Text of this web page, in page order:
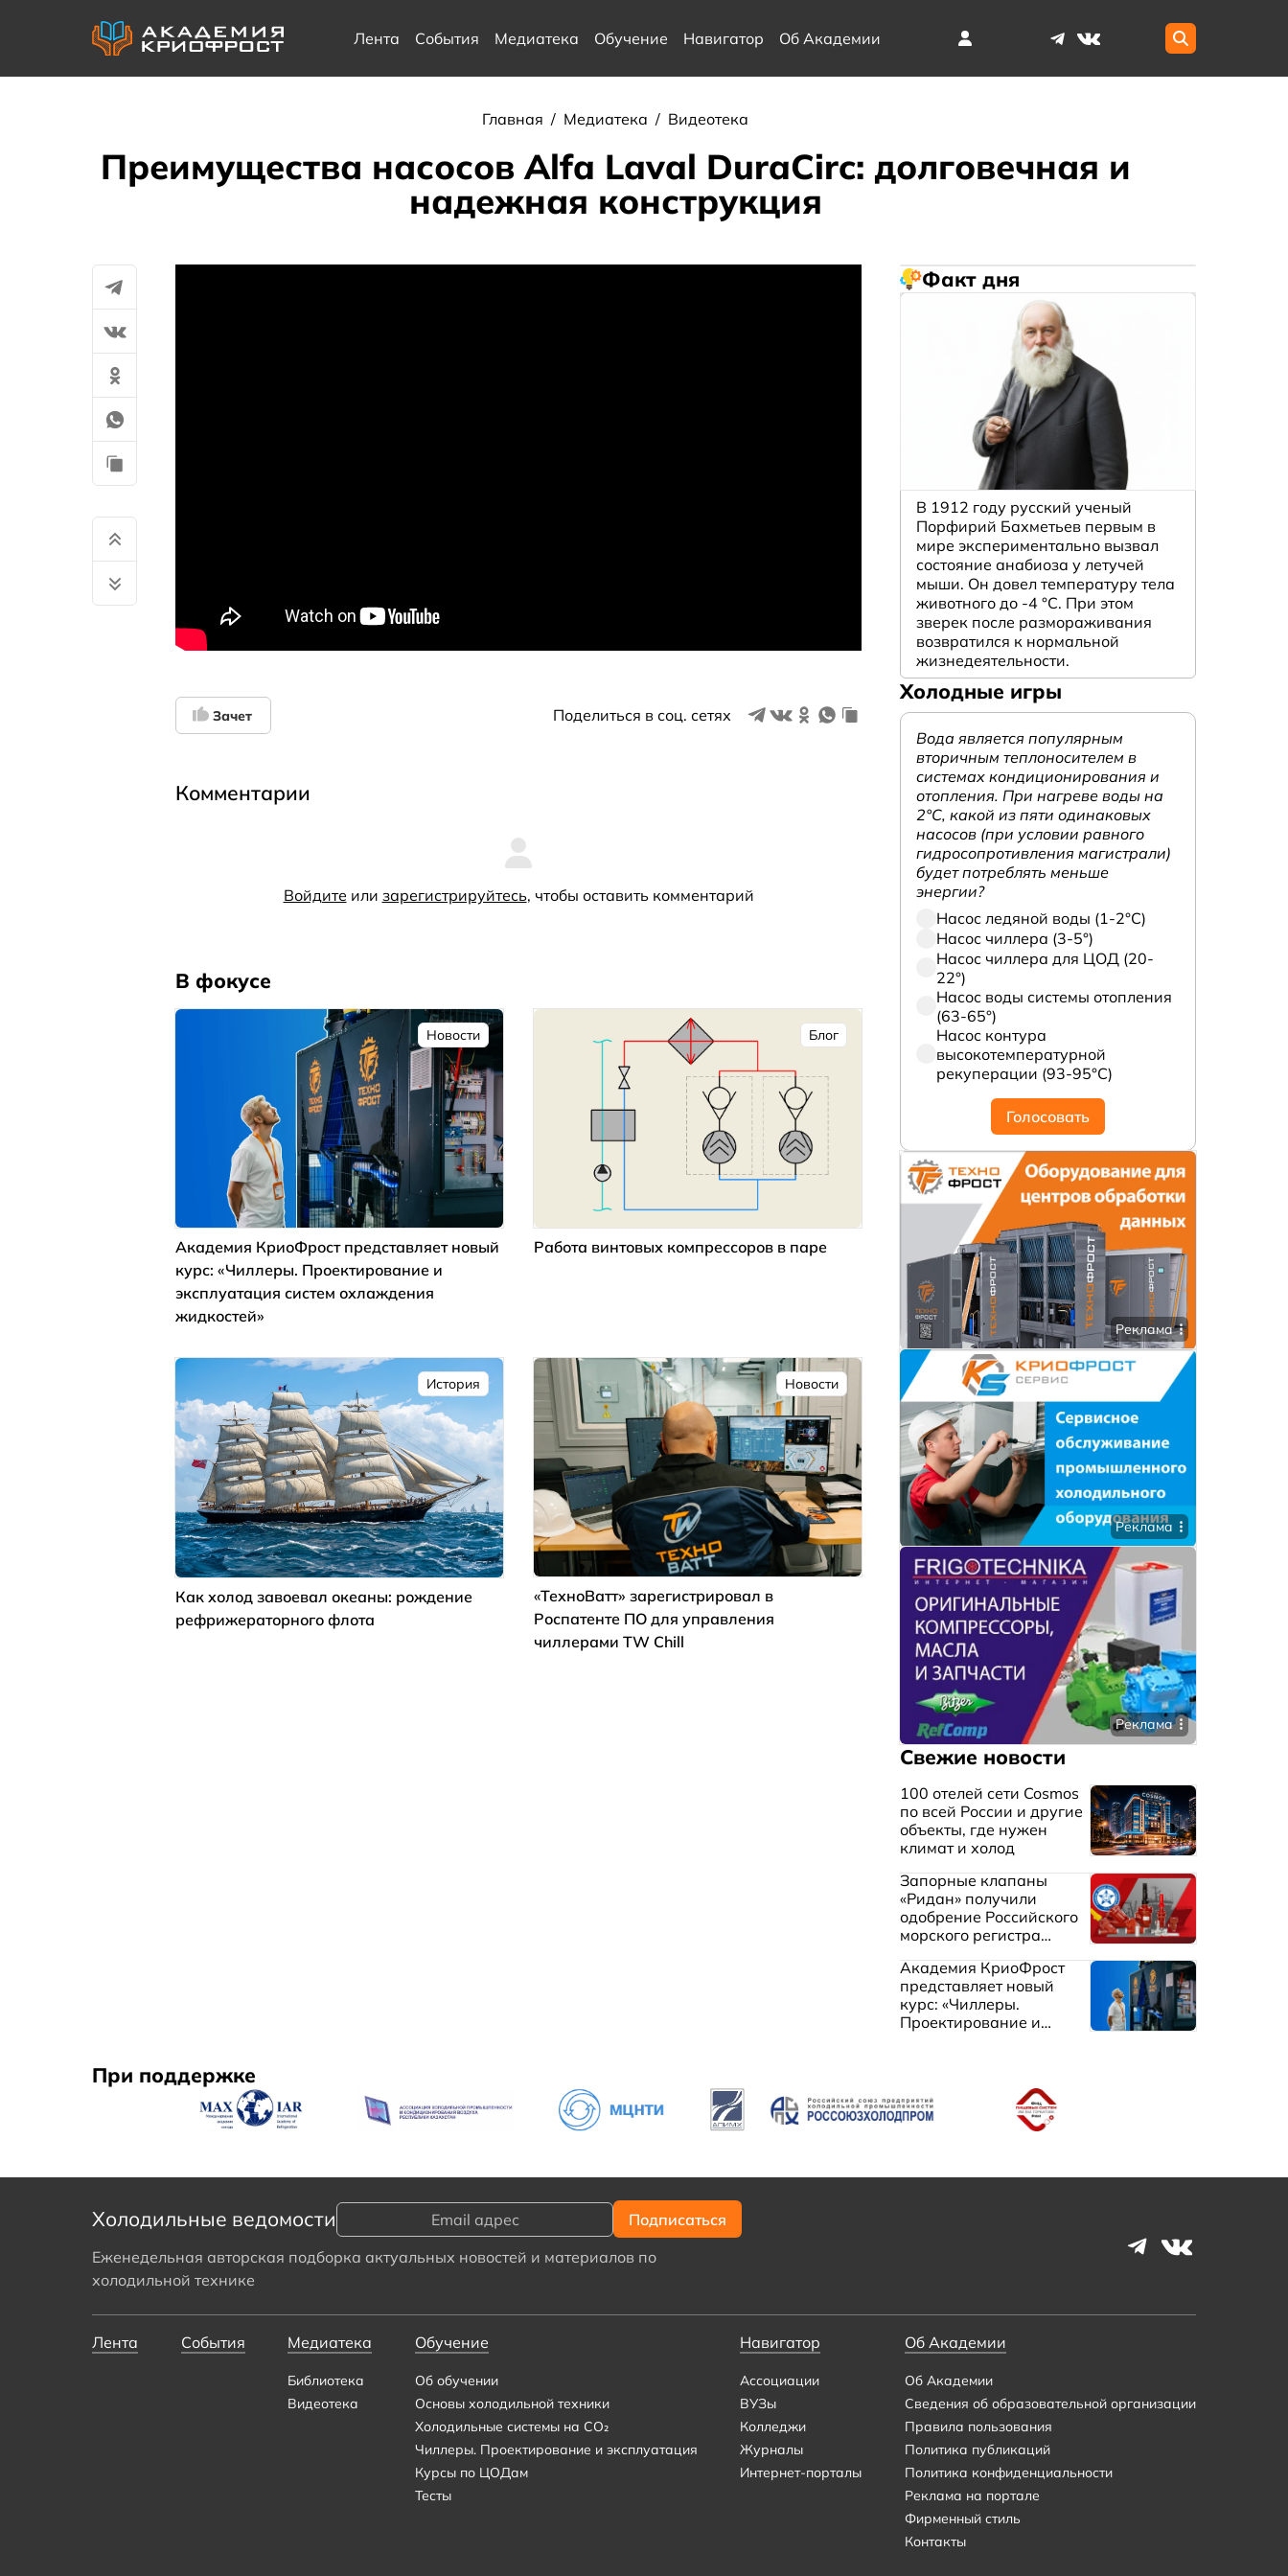
Лента События Медиатека Обучение Навигатор Об Академии
Главная / Медиатека / Видеотека
Преимущества насосов Alfa Laval DuraCirc: долговечная и
надежная конструкция
Зачет Поделиться в соц. сетях
Комментарии
Войдите или зарегистрируйтесь, чтобы оставить комментарий
В фокусе
Новости
Академия КриоФрост представляет новый
курс: «Чиллеры. Проектирование и
эксплуатация систем охлаждения
жидкостей»
Блог
Работа винтовых компрессоров в паре
История
Как холод завоевал океаны: рождение
рефрижераторного флота
Новости
«ТехноВатт» зарегистрировал в
Роспатенте ПО для управления
чиллерами TW Chill
Факт дня
В 1912 году русский ученый
Порфирий Бахметьев первым в
мире экспериментально вызвал
состояние анабиоза у летучей
мыши. Он довел температуру тела
животного до -4 °C. При этом
зверек после размораживания
возвратился к нормальной
жизнедеятельности.
Холодные игры
Вода является популярным
вторичным теплоносителем в
системах кондиционирования и
отопления. При нагреве воды на
2°С, какой из пяти одинаковых
насосов (при условии равного
гидросопротивления магистрали)
будет потреблять меньше
энергии?
Насос ледяной воды (1-2°С)
Насос чиллера (3-5°)
Насос чиллера для ЦОД (20-
22°)
Насос воды системы отопления
(63-65°)
Насос контура
высокотемпературной
рекуперации (93-95°С)
Голосовать
Реклама
Реклама
Реклама
Свежие новости
100 отелей сети Cosmos
по всей России и другие
объекты, где нужен
климат и холод
Запорные клапаны
«Ридан» получили
одобрение Российского
морского регистра
Академия КриоФрост
представляет новый
курс: «Чиллеры.
Проектирование и
При поддержке
Холодильные ведомости
Еженедельная авторская подборка актуальных новостей и материалов по
холодильной технике
Лента События Медиатека
Библиотека
Видеотека
Обучение
Об обучении
Основы холодильной техники
Холодильные системы на CO₂
Чиллеры. Проектирование и эксплуатация
Курсы по ЦОДам
Тесты
Навигатор
Ассоциации
ВУЗы
Колледжи
Журналы
Интернет-порталы
Об Академии
Об Академии
Сведения об образовательной организации
Правила пользования
Политика публикаций
Политика конфиденциальности
Реклама на портале
Фирменный стиль
Контакты